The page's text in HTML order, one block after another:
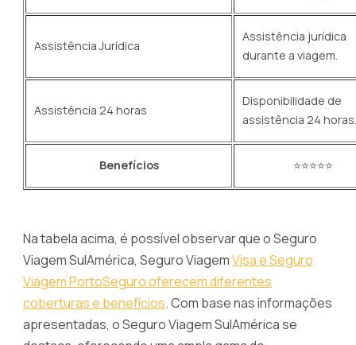
Assistência Jurídica
Assistência jurídica
durante a viagem.
Assistência 24 horas
Disponibilidade de
assistência 24 horas.
Benefícios ⭐⭐⭐⭐⭐
Na tabela acima, é possível observar que o Seguro
Viagem SulAmérica, Seguro ViagemVisa e Seguro
Viagem PortoSeguro oferecem diferentes
coberturas e benefícios. Com base nas informações
apresentadas, o Seguro Viagem SulAmérica se